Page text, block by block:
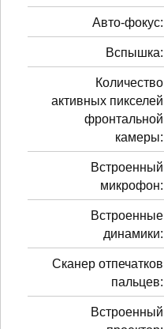
Авто-фокус:
Вспышка:
Количество
активных пикселей
фронтальной
камеры:
Встроенный
микрофон:
Встроенные
динамики:
Сканер отпечатков
пальцев:
Встроенный